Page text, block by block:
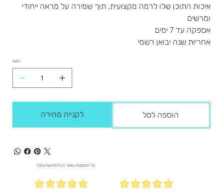
איכות התוכן שלו לרמה מקצועית, תוך שמירה על מראה ייחודי
ומרשים
אספקה עד 7 ימים
אחריות שנה יבואן רשמי
כמות
הוספה לסל לקנייה מהירה
כל התמונות באתר הן להמחשה בלבד.